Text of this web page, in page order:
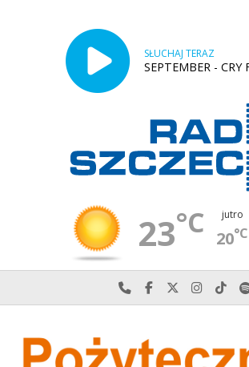
SŁUCHAJ TERAZ
SEPTEMBER - CRY
23°C jutro
20°C
Najlepiej po prostu do
Odwiedź nas na
Odwiedź nas